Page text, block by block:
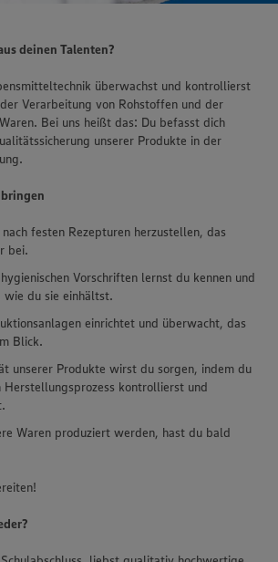
deinen Talenten?
überwachst und kontrollierst
Verarbeitung von Rohstoffen und der
Bei uns heißt das: Du befasst dich
unserer Produkte in der
festen Rezepturen herzustellen, das
bei.
Vorschriften lernst du kennen und
du sie einhältst.
einrichtet und überwacht, das
Blick.
unserer Produkte wirst du sorgen, indem du
Herstellungsprozess kontrollierst und
Waren produziert werden, hast du bald